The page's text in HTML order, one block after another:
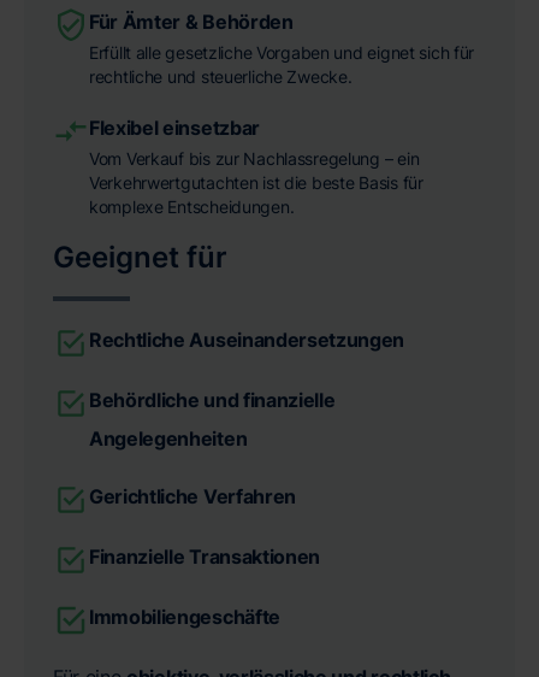
Für Ämter & Behörden
Erfüllt alle gesetzliche Vorgaben und eignet sich für
rechtliche und steuerliche Zwecke.
Flexibel einsetzbar
Vom Verkauf bis zur Nachlassregelung – ein
Verkehrwertgutachten ist die beste Basis für
komplexe Entscheidungen.
Geeignet für
Rechtliche Auseinandersetzungen
Behördliche und finanzielle
Angelegenheiten
Gerichtliche Verfahren
Finanzielle Transaktionen
Immobiliengeschäfte